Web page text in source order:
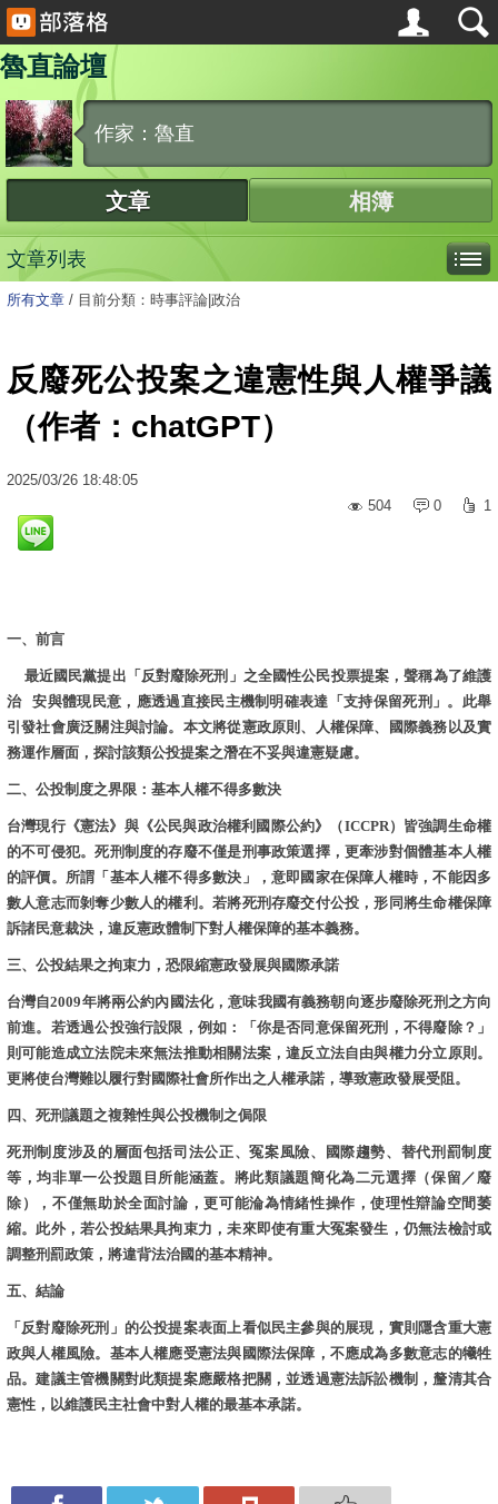
魯直論壇
作家：魯直
文章 相簿
文章列表
所有文章 / 目前分類：時事評論|政治
反廢死公投案之違憲性與人權爭議
（作者：chatGPT）
2025/03/26 18:48:05
504
0 1
一、前言
最近國民黨提出「反對廢除死刑」之全國性公民投票提案，聲稱為了維護
治 安與體現民意，應透過直接民主機制明確表達「支持保留死刑」。此舉
引發社會廣泛關注與討論。本文將從憲政原則、人權保障、國際義務以及實
務運作層面，探討該類公投提案之潛在不妥與違憲疑慮。
二、公投制度之界限：基本人權不得多數決
台灣現行《憲法》與《公民與政治權利國際公約》（ICCPR）皆強調生命權
的不可侵犯。死刑制度的存廢不僅是刑事政策選擇，更牽涉對個體基本人權
的評價。所謂「基本人權不得多數決」，意即國家在保障人權時，不能因多
數人意志而剝奪少數人的權利。若將死刑存廢交付公投，形同將生命權保障
訴諸民意裁決，違反憲政體制下對人權保障的基本義務。
三、公投結果之拘束力，恐限縮憲政發展與國際承諾
台灣自2009年將兩公約內國法化，意味我國有義務朝向逐步廢除死刑之方向
前進。若透過公投強行設限，例如：「你是否同意保留死刑，不得廢除？」
則可能造成立法院未來無法推動相關法案，違反立法自由與權力分立原則。
更將使台灣難以履行對國際社會所作出之人權承諾，導致憲政發展受阻。
四、死刑議題之複雜性與公投機制之侷限
死刑制度涉及的層面包括司法公正、冤案風險、國際趨勢、替代刑罰制度
等，均非單一公投題目所能涵蓋。將此類議題簡化為二元選擇（保留／廢
除），不僅無助於全面討論，更可能淪為情緒性操作，使理性辯論空間萎
縮。此外，若公投結果具拘束力，未來即使有重大冤案發生，仍無法檢討或
調整刑罰政策，將違背法治國的基本精神。
五、結論
「反對廢除死刑」的公投提案表面上看似民主參與的展現，實則隱含重大憲
政與人權風險。基本人權應受憲法與國際法保障，不應成為多數意志的犧牲
品。建議主管機關對此類提案應嚴格把關，並透過憲法訴訟機制，釐清其合
憲性，以維護民主社會中對人權的最基本承諾。